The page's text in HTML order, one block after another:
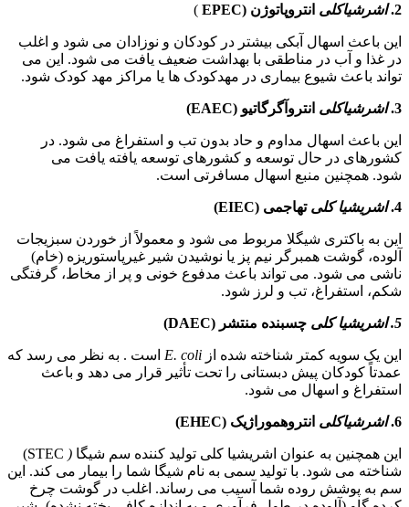
2. اشرشیاکلی انتروپاتوژن (EPEC )
این باعث اسهال آبکی بیشتر در کودکان و نوزادان می شود و اغلب
در غذا و آب در مناطقی با بهداشت ضعیف یافت می شود. این می
تواند باعث شیوع بیماری در مهدکودک ها یا مراکز مهد کودک شود.
3. اشرشیاکلی انتروآگرگاتیو (EAEC)
این باعث اسهال مداوم و حاد بدون تب و استفراغ می شود. در
کشورهای در حال توسعه و کشورهای توسعه یافته یافت می
شود. همچنین منبع اسهال مسافرتی است.
4. اشریشیا کلی تهاجمی (EIEC)
این به باکتری شیگلا مربوط می شود و معمولاً از خوردن سبزیجات
آلوده، گوشت همبرگر نیم پز یا نوشیدن شیر غیرپاستوریزه (خام)
ناشی می شود. می تواند باعث مدفوع خونی و پر از مخاط، گرفتگی
شکم، استفراغ، تب و لرز شود.
5. اشریشیا کلی چسبنده منتشر (DAEC)
این یک سویه کمتر شناخته شده از E. coli است . به نظر می رسد که
عمدتاً کودکان پیش دبستانی را تحت تأثیر قرار می دهد و باعث
استفراغ و اسهال می شود.
6. اشرشیاکلی انتروهموراژیک (EHEC)
این همچنین به عنوان اشریشیا کلی تولید کننده سم شیگا (
STEC)
شناخته می شود. با تولید سمی به نام شیگا شما را بیمار می کند. این
سم به پوشش روده شما آسیب می رساند. اغلب در گوشت چرخ